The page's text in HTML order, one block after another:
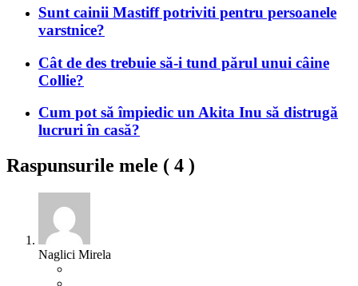
Sunt cainii Mastiff potriviti pentru persoanele
varstnice?
Cât de des trebuie să-i tund părul unui câine
Collie?
Cum pot să împiedic un Akita Inu să distrugă
lucruri în casă?
Raspunsurile mele ( 4 )
Naglici Mirela